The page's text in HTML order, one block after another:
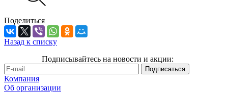
Поделиться
Назад к списку
Подписывайтесь на новости и акции:
Компания
Об организации